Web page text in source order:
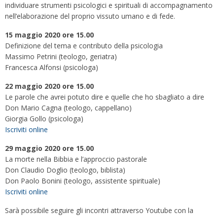
individuare strumenti psicologici e spirituali di accompagnamento
nell’elaborazione del proprio vissuto umano e di fede.
15 maggio 2020 ore 15.00
Definizione del tema e contributo della psicologia
Massimo Petrini (teologo, geriatra)
Francesca Alfonsi (psicologa)
22 maggio 2020 ore 15.00
Le parole che avrei potuto dire e quelle che ho sbagliato a dire
Don Mario Cagna (teologo, cappellano)
Giorgia Gollo (psicologa)
Iscriviti online
29 maggio 2020 ore 15.00
La morte nella Bibbia e l’approccio pastorale
Don Claudio Doglio (teologo, biblista)
Don Paolo Bonini (teologo, assistente spirituale)
Iscriviti online
Sarà possibile seguire gli incontri attraverso Youtube con la